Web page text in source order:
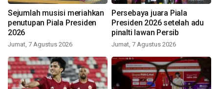
Sejumlah musisi meriahkan
penutupan Piala Presiden
2026
Jumat, 7 Agustus 2026
Persebaya juara Piala
Presiden 2026 setelah adu
pinalti lawan Persib
Jumat, 7 Agustus 2026